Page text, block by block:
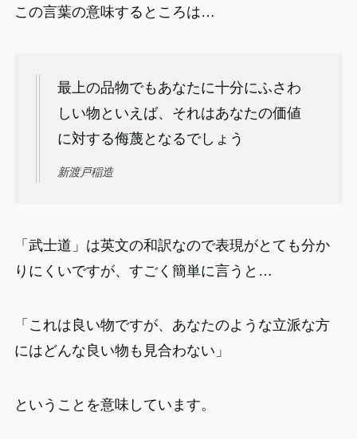
この言葉の意味するところは…
最上の品物でもあなたに十分にふさわ
しい物といえば、それはあなたの価値
に対する侮蔑となるでしょう
新渡戸稲造
「武士道」は英文の和訳なので表現がとても分か
りにくいですが、すごく簡単に言うと…
「これは良い物ですが、あなたのような立派な方
にはどんな良い物も見合わない」
ということを意味しています。